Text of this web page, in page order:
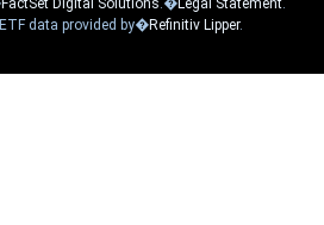
data provided by�Refinitiv Lipper.